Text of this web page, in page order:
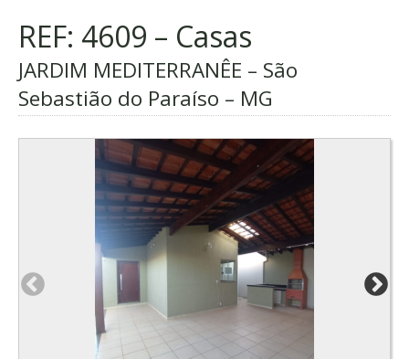
REF: 4609 – Casas
JARDIM MEDITERRANÊE – São
Sebastião do Paraíso – MG